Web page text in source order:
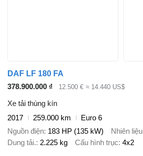
DAF LF 180 FA
378.900.000 ₫
12.500 € ≈ 14.440 US$
Xe tải thùng kín
2017
259.000 km
Euro 6
Nguồn điện 183 HP (135 kW) Nhiên liệu
Dung tải. 2.225 kg Cấu hình trục 4x2